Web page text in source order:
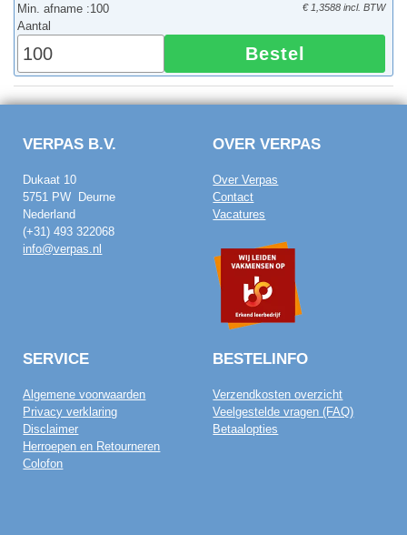
Min. afname :100
€ 1,3588 incl. BTW
Aantal
Bestel
VERPAS B.V.
Dukaat 10
5751 PW Deurne
Nederland
(+31) 493 322068
info@verpas.nl
OVER VERPAS
Over Verpas
Contact
Vacatures
SERVICE
Algemene voorwaarden
Privacy verklaring
Disclaimer
Herroepen en Retourneren
Colofon
BESTELINFO
Verzendkosten overzicht
Veelgestelde vragen (FAQ)
Betaalopties